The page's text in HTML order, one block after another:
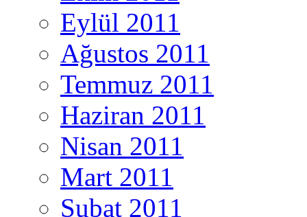
Eylül 2011
Ağustos 2011
Temmuz 2011
Haziran 2011
Nisan 2011
Mart 2011
Şubat 2011